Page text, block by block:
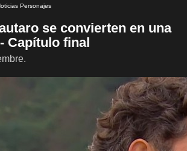
Personajes
se convierten en una
Capítulo final